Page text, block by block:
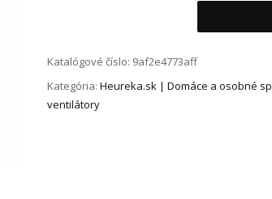
Katalógové číslo: 9af2e4773aff
Kategória: Heureka.sk | Domáce a osobné
ventilátory